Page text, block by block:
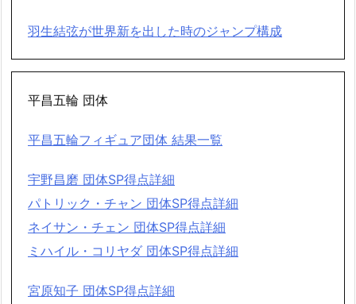
羽生結弦が世界新を出した時のジャンプ構成
平昌五輪 団体
平昌五輪フィギュア団体 結果一覧
宇野昌磨 団体SP得点詳細
パトリック・チャン 団体SP得点詳細
ネイサン・チェン 団体SP得点詳細
ミハイル・コリヤダ 団体SP得点詳細
宮原知子 団体SP得点詳細